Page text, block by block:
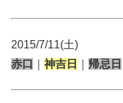
2015/7/11(土)
赤口
神吉日 帰忌日